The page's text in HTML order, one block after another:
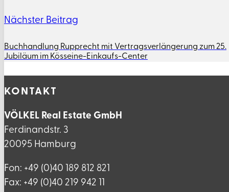
Nächster Beitrag
Buchhandlung Rupprecht mit Vertragsverlängerung zum 25.
Jubiläum im Kösseine-Einkaufs-Center
KONTAKT
VÖLKEL Real Estate GmbH
Ferdinandstr. 3
20095 Hamburg
Fon: +49 (0)40 189 812 821
Fax: +49 (0)40 219 942 11